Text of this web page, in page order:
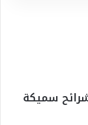
سميكة